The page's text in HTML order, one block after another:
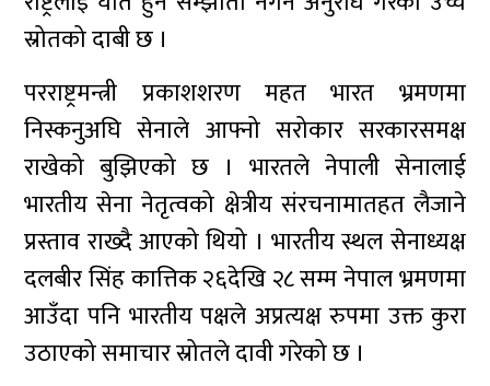
स्रोतको दाबी छ ।
परराष्ट्रमन्त्री प्रकाशशरण महत भारत भ्रमणमा
निस्कनुअघि सेनाले आफ्नो सरोकार सरकारसमक्ष
राखेको बुझिएको छ । भारतले नेपाली सेनालाई
भारतीय सेना नेतृत्वको क्षेत्रीय संरचनामातहत लैजाने
प्रस्ताव राख्दै आएको थियो । भारतीय स्थल सेनाध्यक्ष
दलबीर सिंह कात्तिक २६देखि २८ सम्म नेपाल भ्रमणमा
आउँदा पनि भारतीय पक्षले अप्रत्यक्ष रुपमा उक्त कुरा
उठाएको समाचार स्रोतले दावी गरेको छ ।